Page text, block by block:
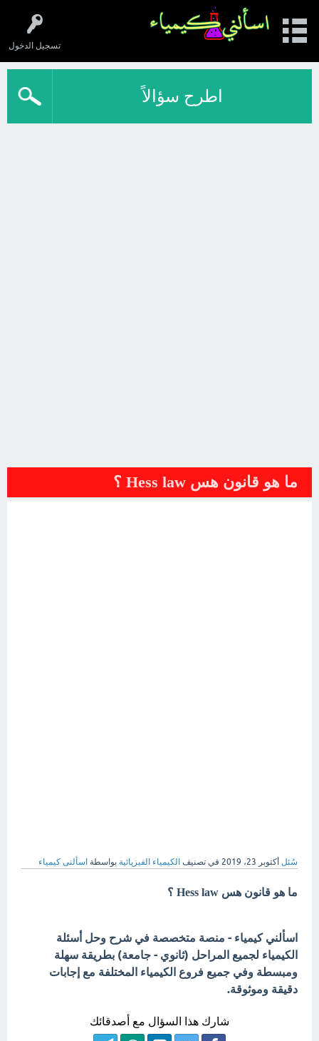
تسجيل الدخول
اطرح سؤالاً
ما هو قانون هس Hess law ؟
سُئل أكتوبر 23، 2019 في تصنيف الكيمياء الفيزيائية بواسطة اسألنى كيمياء
ما هو قانون هس Hess law ؟
اسألني كيمياء - منصة متخصصة في شرح وحل أسئلة
الكيمياء لجميع المراحل (ثانوي - جامعة) بطريقة سهلة
ومبسطة وفي جميع فروع الكيمياء المختلفة مع إجابات
دقيقة وموثوقة.
شارك هذا السؤال مع أصدقائك